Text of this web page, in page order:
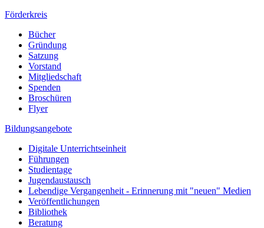
Förderkreis
Bücher
Gründung
Satzung
Vorstand
Mitgliedschaft
Spenden
Broschüren
Flyer
Bildungsangebote
Digitale Unterrichtseinheit
Führungen
Studientage
Jugendaustausch
Lebendige Vergangenheit - Erinnerung mit "neuen" Medien
Veröffentlichungen
Bibliothek
Beratung